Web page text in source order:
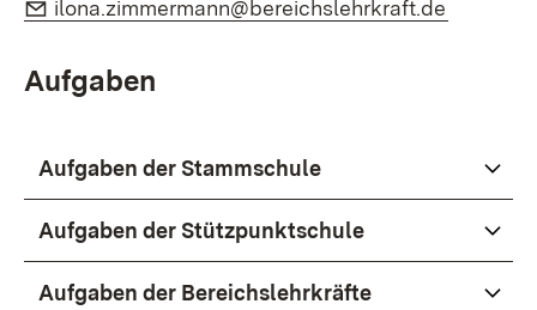
ilona.zimmermann@bereichslehrkraft.de
Aufgaben
Aufgaben der Stammschule
Aufgaben der Stützpunktschule
Aufgaben der Bereichslehrkräfte